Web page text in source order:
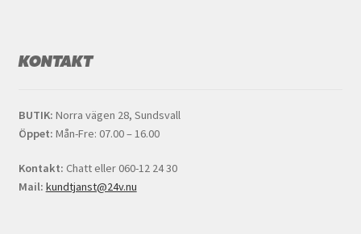
KONTAKT
BUTIK: Norra vägen 28, Sundsvall
Öppet: Mån-Fre: 07.00 – 16.00
Kontakt: Chatt eller 060-12 24 30
Mail: kundtjanst@24v.nu